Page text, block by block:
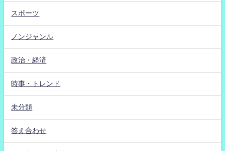
スポーツ
ノンジャンル
政治・経済
時事・トレンド
未分類
答え合わせ